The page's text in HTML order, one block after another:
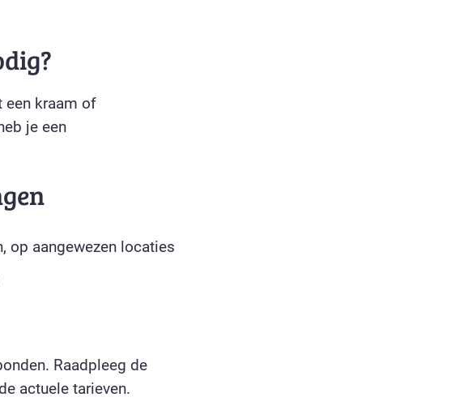
een kraam of
je een
op aangewezen locaties
Raadpleeg de
actuele tarieven.